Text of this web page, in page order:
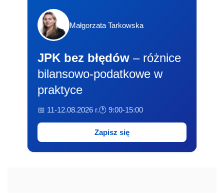
Małgorzata Tarkowska
JPK bez błędów – różnice
bilansowo-podatkowe w
praktyce
📅 11-12.08.2026 r.🕐 9:00-15:00
Zapisz się